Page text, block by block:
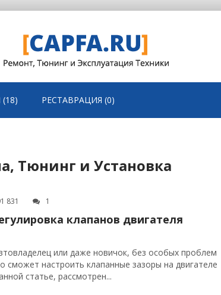
РЕСТАВРАЦИЯ (0)
Тюнинг и Установка
831 1
клапанов двигателя
или даже новичок, без особых проблем
сможет настроить клапанные зазоры на двигателе
статье, рассмотрен...